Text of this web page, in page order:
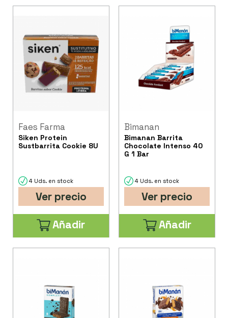
Faes Farma
Siken Protein
Sustbarrita Cookie 8U
4 Uds. en stock
Ver precio
Añadir
Bimanan
Bimanan Barrita
Chocolate Intenso 40
G 1 Bar
4 Uds. en stock
Ver precio
Añadir